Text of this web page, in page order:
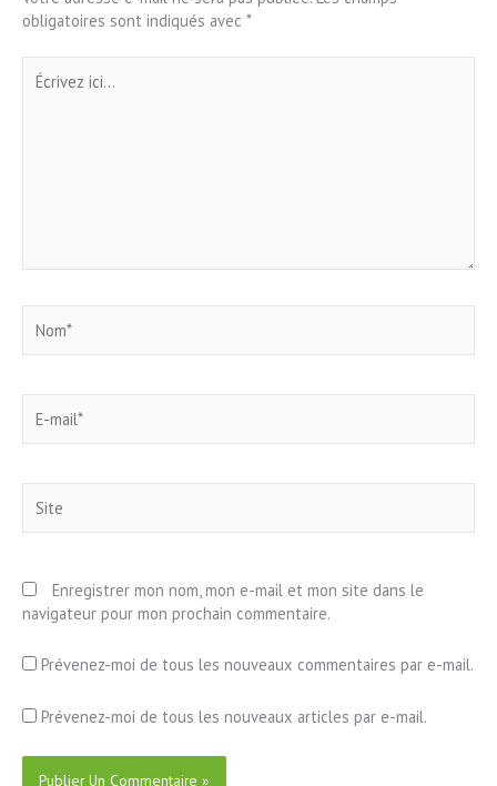
obligatoires sont indiqués avec *
Écrivez
ici…
mail*
Enregistrer mon nom, mon e-mail et mon site dans le
navigateur pour mon prochain commentaire.
Prévenez-moi de tous les nouveaux commentaires par e-mail.
Prévenez-moi de tous les nouveaux articles par e-mail.